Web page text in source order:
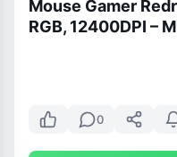
Mouse Gamer
RGB, 12400DPI –
0